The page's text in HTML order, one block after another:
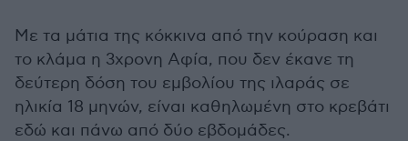
Με τα μάτια της κόκκινα από την κούραση και
το κλάμα η 3χρονη Αφία, που δεν έκανε τη
δεύτερη δόση του εμβολίου της ιλαράς σε
ηλικία 18 μηνών, είναι καθηλωμένη στο κρεβάτι
εδώ και πάνω από δύο εβδομάδες.